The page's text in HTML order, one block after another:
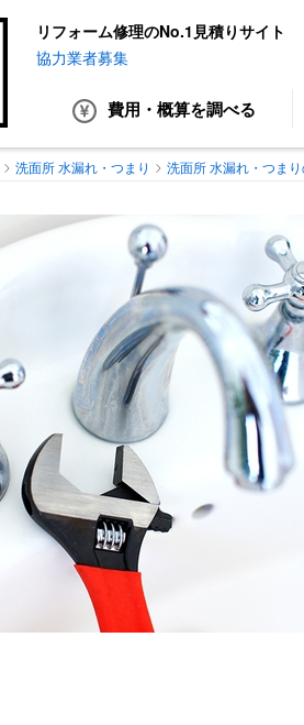
リフォーム修理のNo.1見積りサイト
協力業者募集
費用・概算を調べる
洗面所 水漏れ・つまり 洗面所 水漏れ・つま